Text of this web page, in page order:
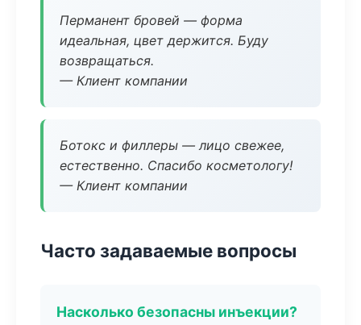
Перманент бровей — форма
идеальная, цвет держится. Буду
возвращаться.
— Клиент компании
Ботокс и филлеры — лицо свежее,
естественно. Спасибо косметологу!
— Клиент компании
Часто задаваемые вопросы
Насколько безопасны инъекции?